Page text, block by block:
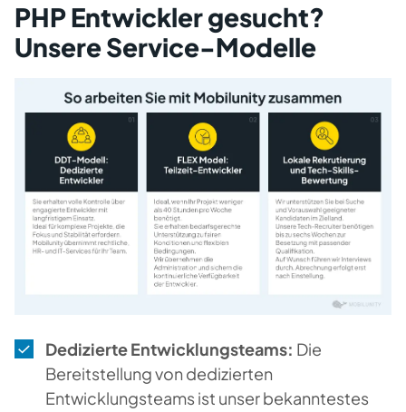
PHP Entwickler gesucht?
Unsere Service-Modelle
Dedizierte Entwicklungsteams: Die
Bereitstellung von dedizierten
Entwicklungsteams ist unser bekanntestes